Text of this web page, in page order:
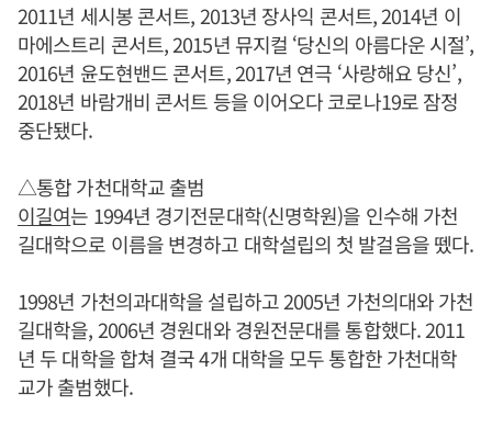
2011년 세시봉 콘서트, 2013년 장사익 콘서트, 2014년 이
마에스트리 콘서트, 2015년 뮤지컬 ‘당신의 아름다운 시절’,
2016년 윤도현밴드 콘서트, 2017년 연극 ‘사랑해요 당신’,
2018년 바람개비 콘서트 등을 이어오다 코로나19로 잠정
중단됐다.
△통합 가천대학교 출범
이길여는 1994년 경기전문대학(신명학원)을 인수해 가천
길대학으로 이름을 변경하고 대학설립의 첫 발걸음을 뗐다.
1998년 가천의과대학을 설립하고 2005년 가천의대와 가천
길대학을, 2006년 경원대와 경원전문대를 통합했다. 2011
년 두 대학을 합쳐 결국 4개 대학을 모두 통합한 가천대학
교가 출범했다.